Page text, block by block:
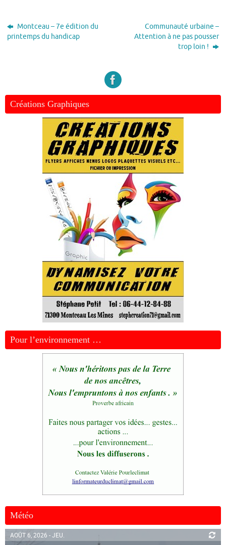
Montceau – 7e édition du
printemps du handicap
Communauté urbaine –
Attention à ne pas pousser
trop loin !
Créations Graphiques
Pour l’environnement …
Météo
AOÛT 6, 2026 - JEU.